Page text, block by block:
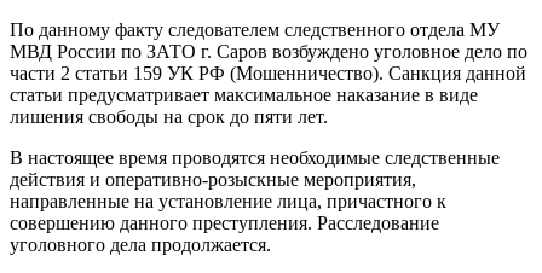
По данному факту следователем следственного отдела МУ
МВД России по ЗАТО г. Саров возбуждено уголовное дело по
части 2 статьи 159 УК РФ (Мошенничество). Санкция данной
статьи предусматривает максимальное наказание в виде
лишения свободы на срок до пяти лет.
В настоящее время проводятся необходимые следственные
действия и оперативно-розыскные мероприятия,
направленные на установление лица, причастного к
совершению данного преступления. Расследование
уголовного дела продолжается.